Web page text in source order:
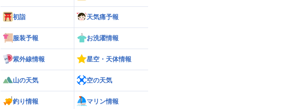
初詣 天気痛予報
服装予報 お洗濯情報
紫外線情報 星空・天体情報
山の天気 空の天気
釣り情報 マリン情報